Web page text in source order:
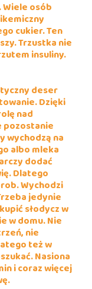
osób
cukier. Ten
Trzustka nie
insuliny.
deser
Dzięki
nad
pozostanie
wychodzą na
albo mleka
dodać
Dlatego
Wychodzi
jedynie
słodycz w
w domu. Nie
nie
też w
Nasiona
i coraz więcej